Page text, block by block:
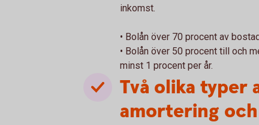
inkomst.
• Bolån över 70 procent av
• Bolån över 50 procent till och
minst 1 procent per år.
Två olika typer
amortering